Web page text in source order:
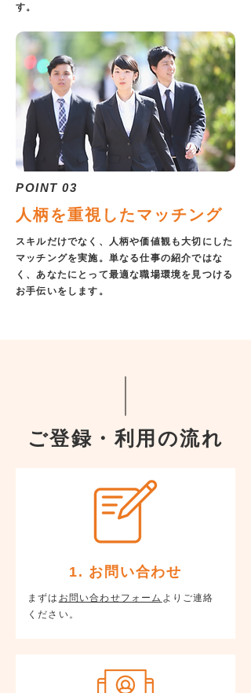
す。
POINT 03
人柄を重視したマッチング
スキルだけでなく、人柄や価値観も大切にした
マッチングを実施。単なる仕事の紹介ではな
く、あなたにとって最適な職場環境を見つける
お手伝いをします。
ご登録・利用の流れ
1. お問い合わせ
まずは お問い合わせフォーム よりご連絡
ください。